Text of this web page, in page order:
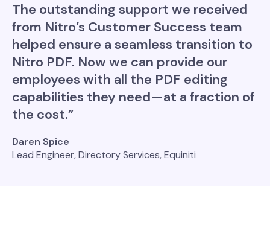
The outstanding support we received
from Nitro’s Customer Success team
helped ensure a seamless transition to
Nitro PDF. Now we can provide our
employees with all the PDF editing
capabilities they need—at a fraction of
the cost.”
Daren Spice
Lead Engineer, Directory Services, Equiniti